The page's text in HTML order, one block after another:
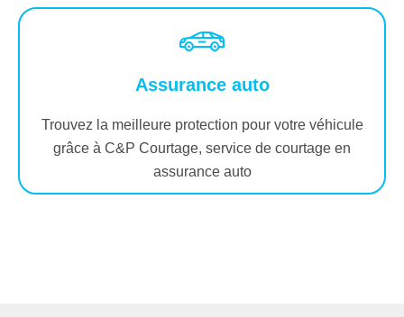
Assurance auto
Trouvez la meilleure protection pour votre véhicule
grâce à C&P Courtage, service de courtage en
assurance auto